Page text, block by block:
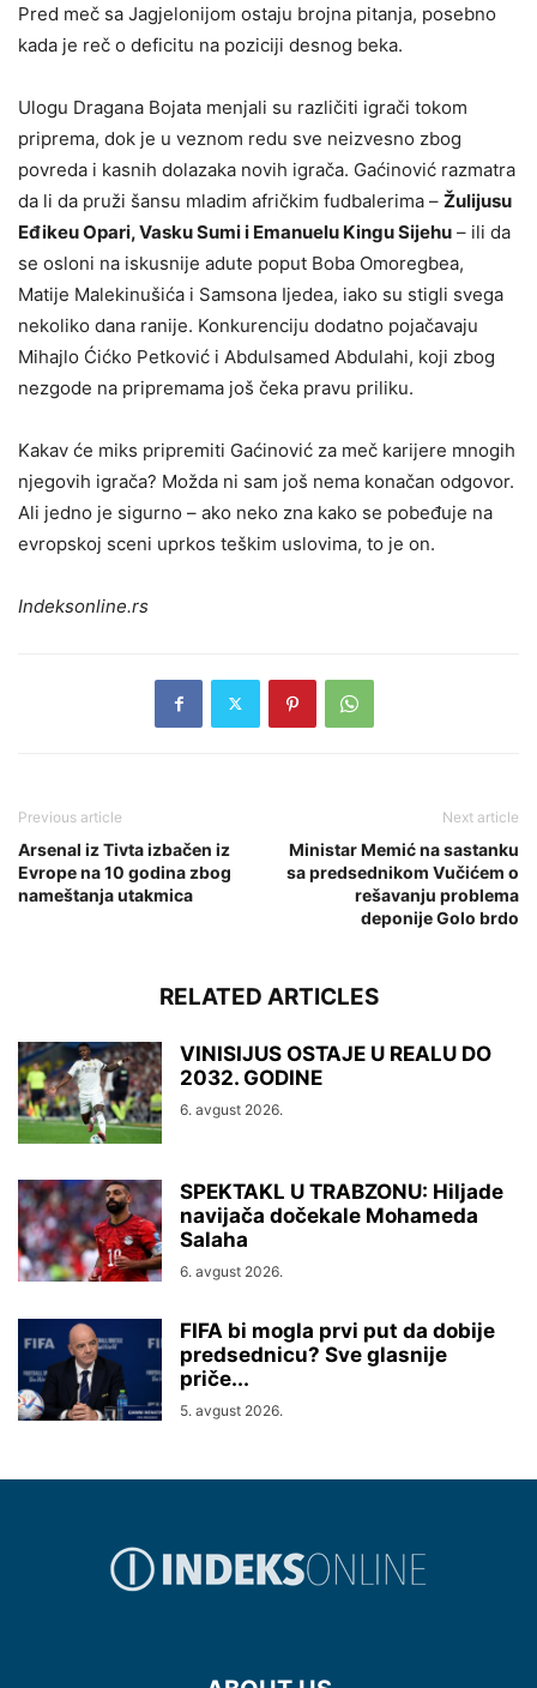
Pred meč sa Jagjelonijom ostaju brojna pitanja, posebno
kada je reč o deficitu na poziciji desnog beka.
Ulogu Dragana Bojata menjali su različiti igrači tokom
priprema, dok je u veznom redu sve neizvesno zbog
povreda i kasnih dolazaka novih igrača. Gaćinović razmatra
da li da pruži šansu mladim afričkim fudbalerima – Žulijusu
Eđikeu Opari, Vasku Sumi i Emanuelu Kingu Sijehu – ili da
se osloni na iskusnije adute poput Boba Omoregbea,
Matije Malekinušića i Samsona Ijedea, iako su stigli svega
nekoliko dana ranije. Konkurenciju dodatno pojačavaju
Mihajlo Ćićko Petković i Abdulsamed Abdulahi, koji zbog
nezgode na pripremama još čeka pravu priliku.
Kakav će miks pripremiti Gaćinović za meč karijere mnogih
njegovih igrača? Možda ni sam još nema konačan odgovor.
Ali jedno je sigurno – ako neko zna kako se pobeđuje na
evropskoj sceni uprkos teškim uslovima, to je on.
Indeksonline.rs
Previous article
Arsenal iz Tivta izbačen iz
Evrope na 10 godina zbog
nameštanja utakmica
Next article
Ministar Memić na sastanku
sa predsednikom Vučićem o
rešavanju problema
deponije Golo brdo
RELATED ARTICLES
VINISIJUS OSTAJE U REALU DO
2032. GODINE
6. avgust 2026.
SPEKTAKL U TRABZONU: Hiljade
navijača dočekale Mohameda
Salaha
6. avgust 2026.
FIFA bi mogla prvi put da dobije
predsednicu? Sve glasnije
priče...
5. avgust 2026.